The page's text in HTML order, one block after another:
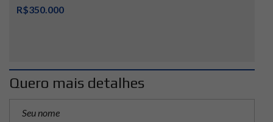
R$350.000
Quero mais detalhes